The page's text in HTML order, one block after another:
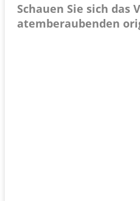
Schauen Sie sich das
atemberaubenden